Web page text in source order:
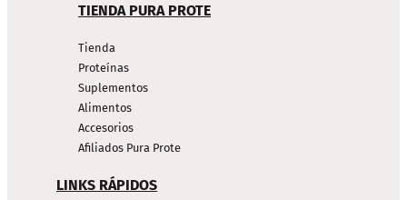
TIENDA PURA PROTE
Tienda
Proteínas
Suplementos
Alimentos
Accesorios
Afiliados Pura Prote
LINKS RÁPIDOS